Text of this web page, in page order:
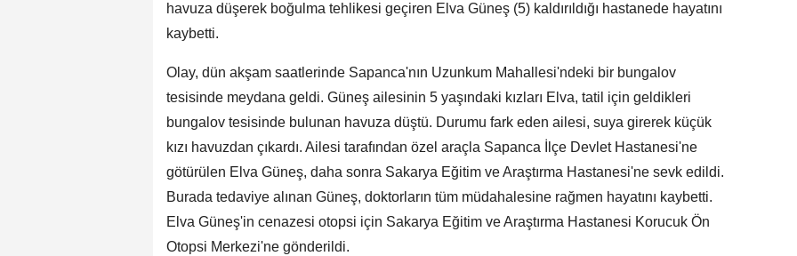
havuza düşerek boğulma tehlikesi geçiren Elva Güneş (5) kaldırıldığı hastanede hayatını
kaybetti.
Olay, dün akşam saatlerinde Sapanca'nın Uzunkum Mahallesi'ndeki bir bungalov
tesisinde meydana geldi. Güneş ailesinin 5 yaşındaki kızları Elva, tatil için geldikleri
bungalov tesisinde bulunan havuza düştü. Durumu fark eden ailesi, suya girerek küçük
kızı havuzdan çıkardı. Ailesi tarafından özel araçla Sapanca İlçe Devlet Hastanesi'ne
götürülen Elva Güneş, daha sonra Sakarya Eğitim ve Araştırma Hastanesi'ne sevk edildi.
Burada tedaviye alınan Güneş, doktorların tüm müdahalesine rağmen hayatını kaybetti.
Elva Güneş'in cenazesi otopsi için Sakarya Eğitim ve Araştırma Hastanesi Korucuk Ön
Otopsi Merkezi'ne gönderildi.